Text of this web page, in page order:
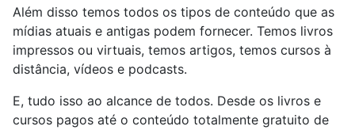
Além disso temos todos os tipos de conteúdo que as
mídias atuais e antigas podem fornecer. Temos livros
impressos ou virtuais, temos artigos, temos cursos à
distância, vídeos e podcasts.
E, tudo isso ao alcance de todos. Desde os livros e
cursos pagos até o conteúdo totalmente gratuito de